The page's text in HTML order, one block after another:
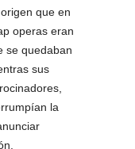
que en
operas eran
se quedaban
sus
la